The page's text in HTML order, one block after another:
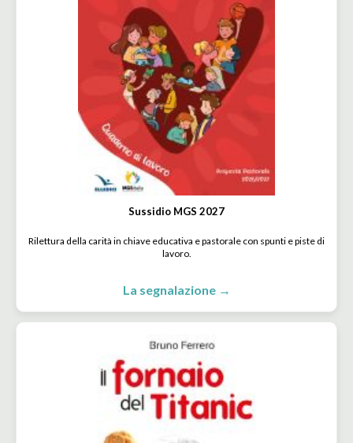
Sussidio MGS 2027
Rilettura della carità in chiave educativa e pastorale con spunti e piste di
lavoro.
La segnalazione →